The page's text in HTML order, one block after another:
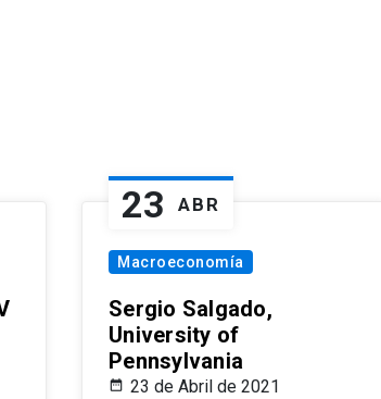
23 ABR
Macroeconomía
Sergio Salgado,
University of
Pennsylvania
23 de Abril de 2021